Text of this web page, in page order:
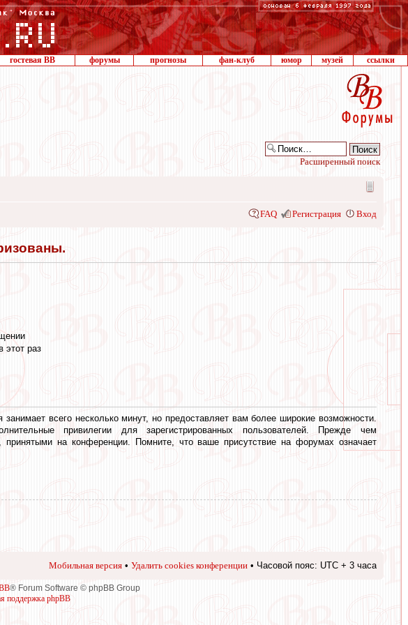
гостевая ВВ форумы прогнозы фан-клуб юмор музей ссылки
Расширенный поиск
FAQ Регистрация Вход
этот раз
всего несколько минут, но предоставляет вам более широкие возможности.
привилегии для зарегистрированных пользователей. Прежде чем
принятыми на конференции. Помните, что ваше присутствие на форумах означает
Мобильная версия • Удалить cookies конференции • Часовой пояс: UTC + 3 часа
® Forum Software © phpBB Group
поддержка phpBB